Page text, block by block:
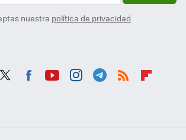
nuestra política de privacidad